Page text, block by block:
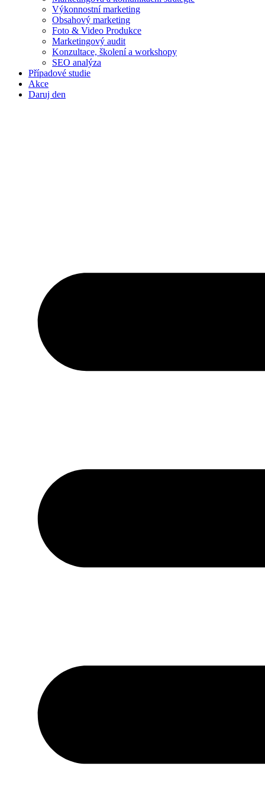
Výkonnostní marketing
Obsahový marketing
Foto & Video Produkce
Marketingový audit
Konzultace, školení a workshopy
SEO analýza
Případové studie
Akce
Daruj den